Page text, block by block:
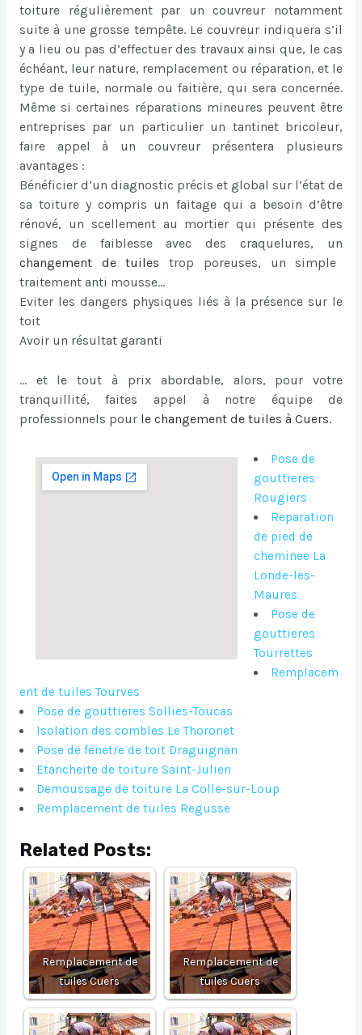
toiture régulièrement par un couvreur notamment
suite à une grosse tempête. Le couvreur indiquera s’il
y a lieu ou pas d’effectuer des travaux ainsi que, le cas
échéant, leur nature, remplacement ou réparation, et le
type de tuile, normale ou faitière, qui sera concernée.
Même si certaines réparations mineures peuvent être
entreprises par un particulier un tantinet bricoleur,
faire appel à un couvreur présentera plusieurs
avantages :
Bénéficier d’un diagnostic précis et global sur l’état de
sa toiture y compris un faitage qui a besoin d’être
rénové, un scellement au mortier qui présente des
signes de faiblesse avec des craquelures, un
changement de tuiles trop poreuses, un simple
traitement anti mousse…
Eviter les dangers physiques liés à la présence sur le
toit
Avoir un résultat garanti
… et le tout à prix abordable, alors, pour votre
tranquillité, faites appel à notre équipe de
professionnels pour le changement de tuiles à Cuers.
Pose de
gouttieres
Rougiers
Reparation
de pied de
cheminee La
Londe-les-
Maures
Pose de
gouttieres
Tourrettes
Remplacem
ent de tuiles Tourves
Pose de gouttieres Sollies-Toucas
Isolation des combles Le Thoronet
Pose de fenetre de toit Draguignan
Etancheite de toiture Saint-Julien
Demoussage de toiture La Colle-sur-Loup
Remplacement de tuiles Regusse
Related Posts:
Remplacement de
tuiles Cuers
Remplacement de
tuiles Cuers